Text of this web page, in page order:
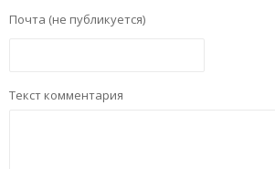
Почта (не публикуется)
Текст комментария